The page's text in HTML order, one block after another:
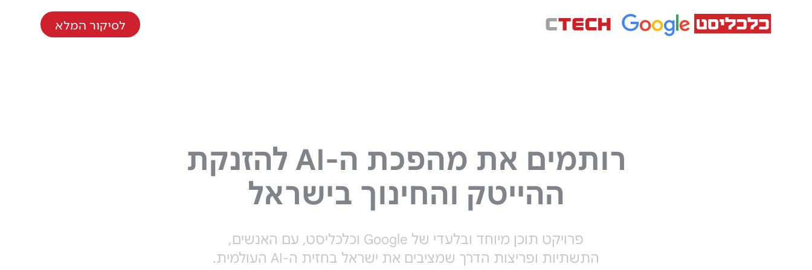
לסיקור המלא
רותמים את מהפכת ה-AI להזנקת
ההייטק והחינוך בישראל
פרויקט תוכן מיוחד ובלעדי של Google וכלכליסט, עם האנשים,
התשתיות ופריצות הדרך שמציבים את ישראל בחזית ה-AI העולמית.